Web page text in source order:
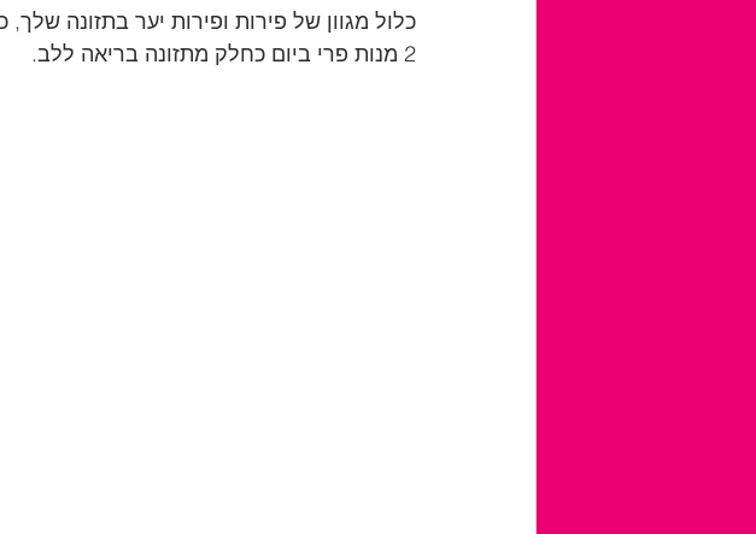
כלול מגוון של פירות ופירות יער בתזונה
2 מנות פרי ביום כחלק מתזונה בריאה ללב.